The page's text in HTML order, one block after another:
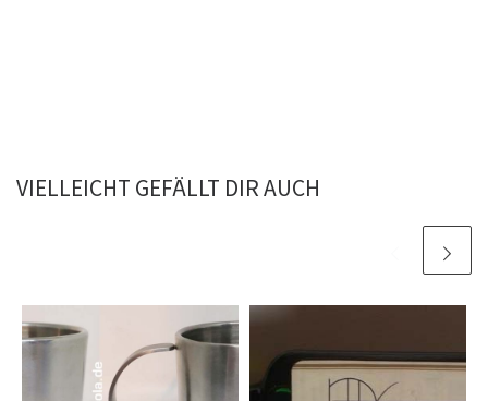
VIELLEICHT GEFÄLLT DIR AUCH